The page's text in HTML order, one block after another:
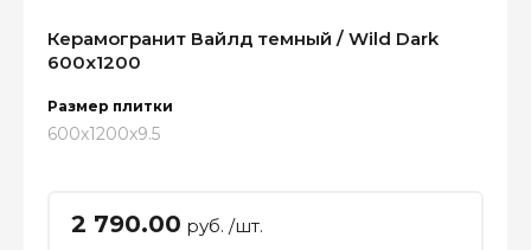
Керамогранит Вайлд темный / Wild Dark
600x1200
Размер плитки
600x1200x9.5
2 790.00 руб. /шт.